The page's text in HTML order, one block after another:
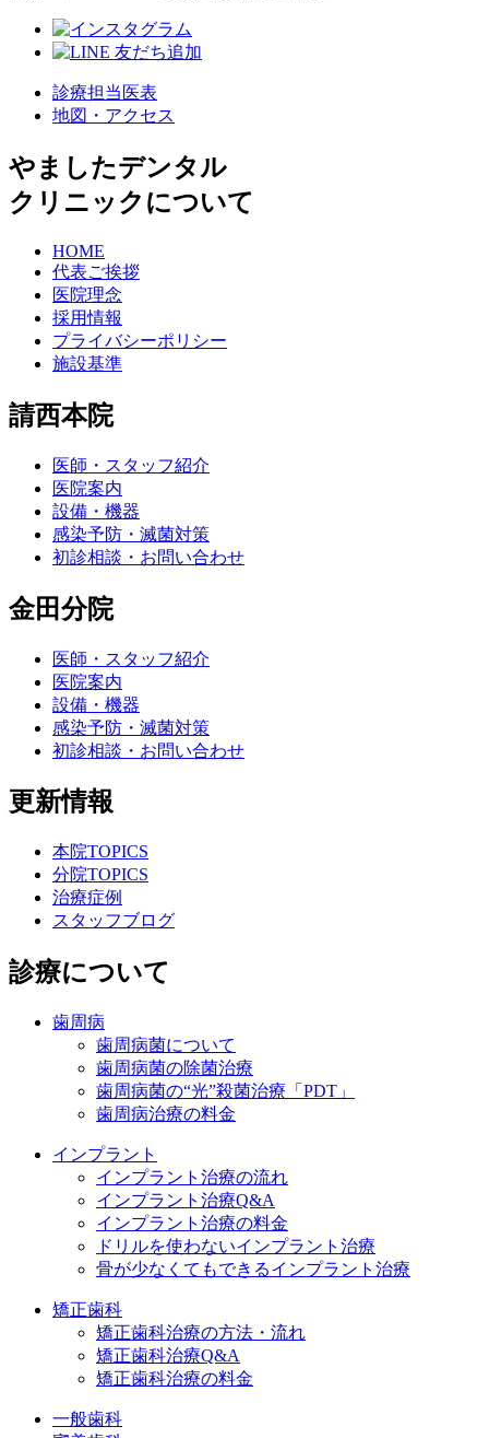
診療担当医表
地図・アクセス
やましたデンタル
クリニックについて
HOME
代表ご挨拶
医院理念
採用情報
プライバシーポリシー
施設基準
請西本院
医師・スタッフ紹介
医院案内
設備・機器
感染予防・滅菌対策
初診相談・お問い合わせ
金田分院
医師・スタッフ紹介
医院案内
設備・機器
感染予防・滅菌対策
初診相談・お問い合わせ
更新情報
本院TOPICS
分院TOPICS
治療症例
スタッフブログ
診療について
歯周病
歯周病菌について
歯周病菌の除菌治療
歯周病菌の“光”殺菌治療「PDT」
歯周病治療の料金
インプラント
インプラント治療の流れ
インプラント治療Q&A
インプラント治療の料金
ドリルを使わないインプラント治療
骨が少なくてもできるインプラント治療
矯正歯科
矯正歯科治療の方法・流れ
矯正歯科治療Q&A
矯正歯科治療の料金
一般歯科